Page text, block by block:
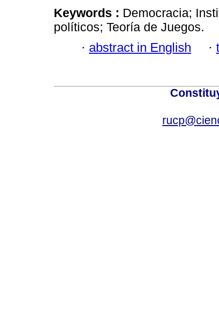
Keywords : Democracia;
políticos; Teoría de Juegos.
· abstract in English ·